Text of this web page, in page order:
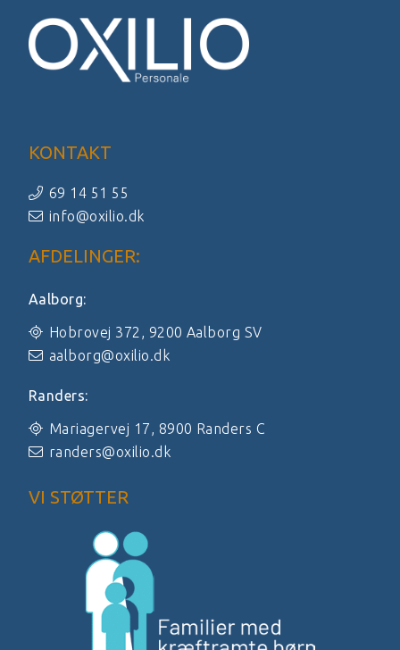
KONTAKT
69 14 51 55
info@oxilio.dk
AFDELINGER:
Aalborg:
Hobrovej 372, 9200 Aalborg SV
aalborg@oxilio.dk
Randers:
Mariagervej 17, 8900 Randers C
randers@oxilio.dk
VI STØTTER